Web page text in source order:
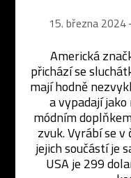
15. března
Americká
přichází se
mají hodně
a vypadají jako
módním
zvuk. Vyrábí se
jejich součástí je
USA je 299